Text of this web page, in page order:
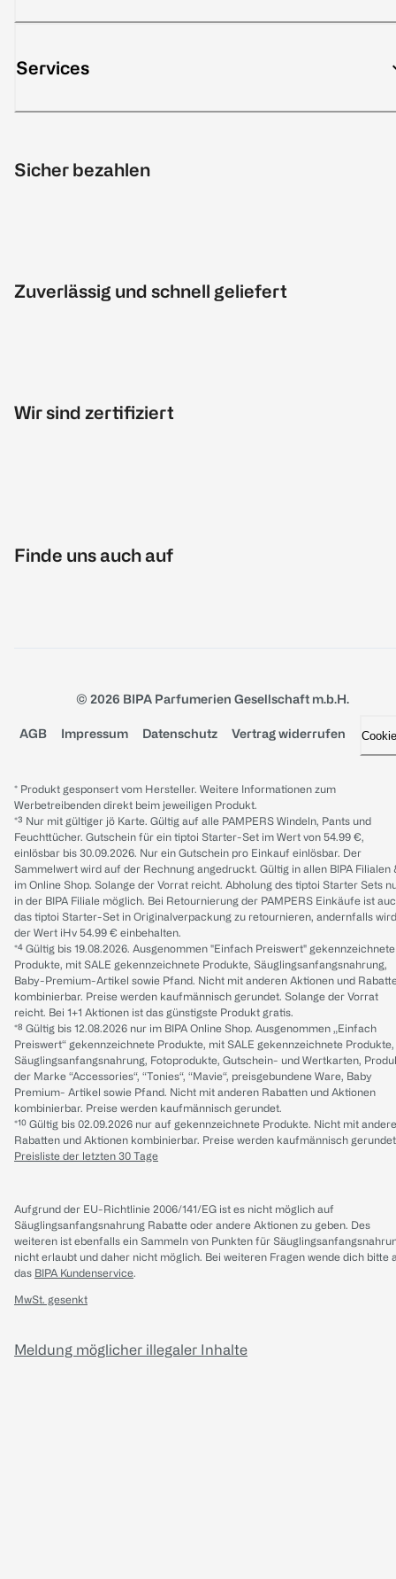
Services
Sicher bezahlen
Zuverlässig und schnell geliefert
Wir sind zertifiziert
Finde uns auch auf
© 2026 BIPA Parfumerien Gesellschaft m.b.H.
AGB Impressum Datenschutz Vertrag widerrufen
* Produkt gesponsert vom Hersteller. Weitere Informationen zum
Werbetreibenden direkt beim jeweiligen Produkt.
*³ Nur mit gültiger jö Karte. Gültig auf alle PAMPERS Windeln, Pants und
Feuchttücher. Gutschein für ein tiptoi Starter-Set im Wert von 54.99 €,
einlösbar bis 30.09.2026. Nur ein Gutschein pro Einkauf einlösbar. Der
Sammelwert wird auf der Rechnung angedruckt. Gültig in allen BIPA Filialen
im Online Shop. Solange der Vorrat reicht. Abholung des tiptoi Starter Sets
in der BIPA Filiale möglich. Bei Retournierung der PAMPERS Einkäufe ist
das tiptoi Starter-Set in Originalverpackung zu retournieren, andernfalls wird
der Wert iHv 54.99 € einbehalten.
*⁴ Gültig bis 19.08.2026. Ausgenommen "Einfach Preiswert" gekennzeichnete
Produkte, mit SALE gekennzeichnete Produkte, Säuglingsanfangsnahrung,
Baby-Premium-Artikel sowie Pfand. Nicht mit anderen Aktionen und
kombinierbar. Preise werden kaufmännisch gerundet. Solange der Vorrat
reicht. Bei 1+1 Aktionen ist das günstigste Produkt gratis.
*⁸ Gültig bis 12.08.2026 nur im BIPA Online Shop. Ausgenommen „Einfach
Preiswert“ gekennzeichnete Produkte, mit SALE gekennzeichnete Produkte,
Säuglingsanfangsnahrung, Fotoprodukte, Gutschein- und Wertkarten,
der Marke “Accessories“, “Tonies“, “Mavie“, preisgebundene Ware, Baby
Premium- Artikel sowie Pfand. Nicht mit anderen Rabatten und Aktionen
kombinierbar. Preise werden kaufmännisch gerundet.
*¹⁰ Gültig bis 02.09.2026 nur auf gekennzeichnete Produkte. Nicht mit
Rabatten und Aktionen kombinierbar. Preise werden kaufmännisch
Preisliste der letzten 30 Tage
Aufgrund der EU-Richtlinie 2006/141/EG ist es nicht möglich auf
Säuglingsanfangsnahrung Rabatte oder andere Aktionen zu geben. Des
weiteren ist ebenfalls ein Sammeln von Punkten für
nicht erlaubt und daher nicht möglich. Bei weiteren Fragen wende dich bitte
das BIPA Kundenservice.
MwSt. gesenkt
Meldung möglicher illegaler Inhalte